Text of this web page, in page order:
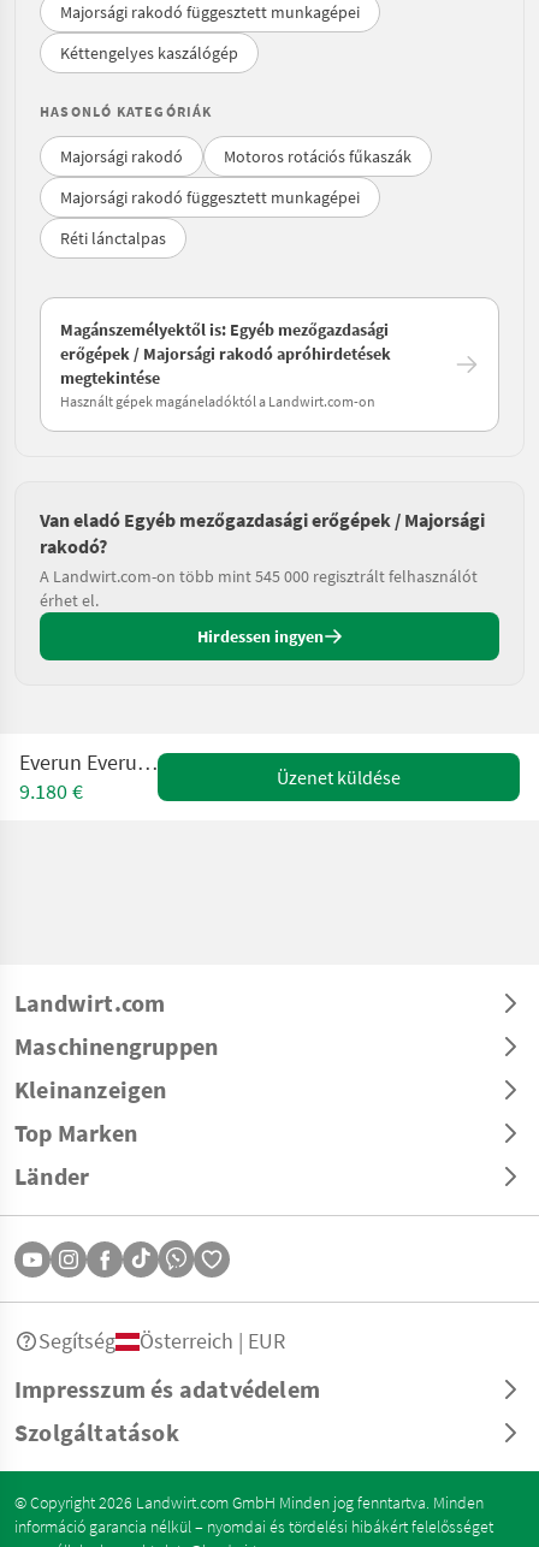
Majorsági rakodó függesztett munkagépei
Kéttengelyes kaszálógép
HASONLÓ KATEGÓRIÁK
Majorsági rakodó
Motoros rotációs fűkaszák
Majorsági rakodó függesztett munkagépei
Réti lánctalpas
Magánszemélyektől is: Egyéb mezőgazdasági
erőgépek / Majorsági rakodó apróhirdetések
megtekintése
Használt gépek magáneladóktól a Landwirt.com-on
Van eladó Egyéb mezőgazdasági erőgépek / Majorsági
rakodó?
A Landwirt.com-on több mint 545 000 regisztrált felhasználót
érhet el.
Hirdessen ingyen
Everun Everun Erel 05
9.180 €
Üzenet küldése
Landwirt.com
Maschinengruppen
Kleinanzeigen
Top Marken
Länder
Impresszum és adatvédelem
Szolgáltatások
Segítség Österreich | EUR
© Copyright 2026 Landwirt.com GmbH Minden jog fenntartva. Minden
információ garancia nélkül – nyomdai és tördelési hibákért felelősséget